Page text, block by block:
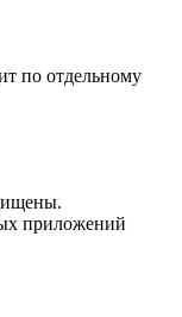
по отдельному
приложений